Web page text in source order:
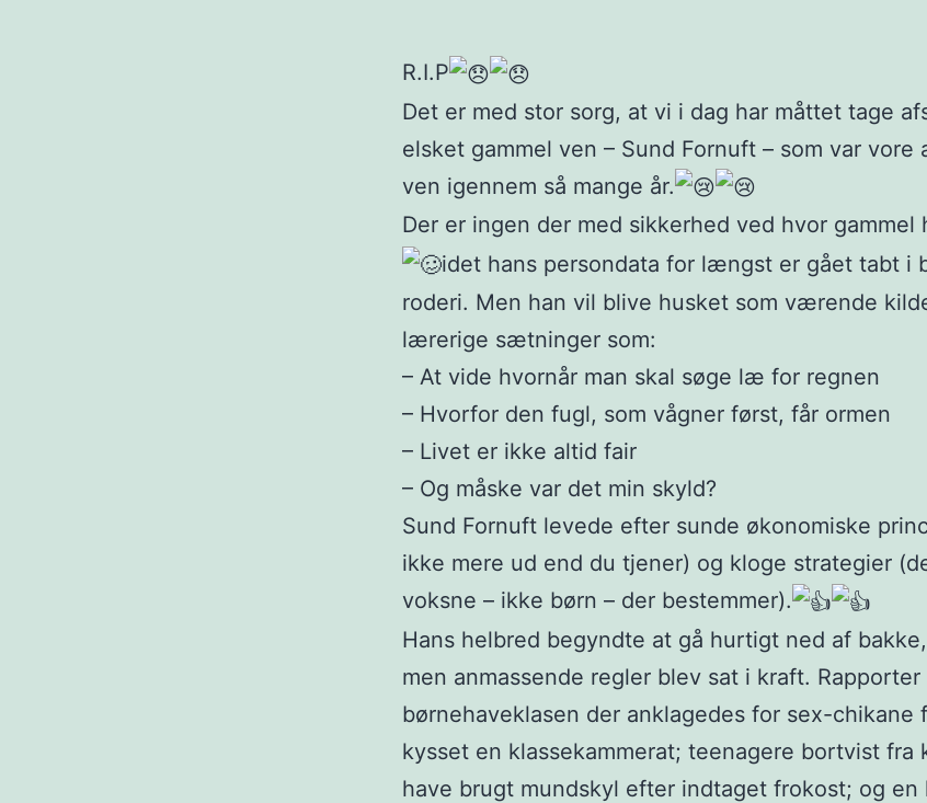
R.I.P
Det er med stor sorg, at vi i dag har måttet tage
elsket gammel ven – Sund Fornuft – som var vore
ven igennem så mange år.
Der er ingen der med sikkerhed ved hvor gammel
idet hans persondata for længst er gået tabt i
roderi. Men han vil blive husket som værende
lærerige sætninger som:
– At vide hvornår man skal søge læ for regnen
– Hvorfor den fugl, som vågner først, får ormen
– Livet er ikke altid fair
– Og måske var det min skyld?
Sund Fornuft levede efter sunde økonomiske
ikke mere ud end du tjener) og kloge strategier
voksne – ikke børn – der bestemmer).
Hans helbred begyndte at gå hurtigt ned af
men anmassende regler blev sat i kraft.
børnehaveklasen der anklagedes for sex-chikane
kysset en klassekammerat; teenagere bortvist fra
have brugt mundskyl efter indtaget frokost; og